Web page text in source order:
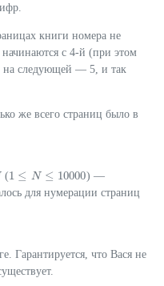
книги номера не
с 4-й (при этом
на следующей — 5, и так
же всего страниц было в
(1 ≤ N ≤ 10000
1 ≤N ≤10000
) —
для нумерации страниц
Гарантируется, что Вася не